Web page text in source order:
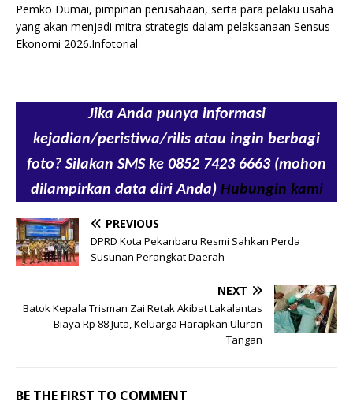
Pemko Dumai, pimpinan perusahaan, serta para pelaku usaha
yang akan menjadi mitra strategis dalam pelaksanaan Sensus
Ekonomi 2026.Infotorial
Jika Anda punya informasi
kejadian/peristiwa/rilis atau ingin berbagi
foto? Silakan SMS ke 0852 7423 6663 (mohon
dilampirkan data diri Anda) Hubungin kami
PREVIOUS
DPRD Kota Pekanbaru Resmi Sahkan Perda
Susunan Perangkat Daerah
NEXT
Batok Kepala Trisman Zai Retak Akibat Lakalantas
Biaya Rp 88 Juta, Keluarga Harapkan Uluran
Tangan
BE THE FIRST TO COMMENT